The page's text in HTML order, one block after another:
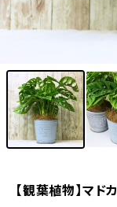
【観葉植物】マ